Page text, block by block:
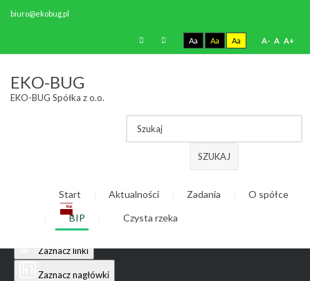
Odwróć kolory
Niskie nasycenie
Wysokie nasycenie
Zaznacz linki
Zaznacz nagłówki
biuro@ekobug.pl
Aa Aa Aa A- A A+
EKO-BUG
EKO-BUG Spółka z o.o.
SZUKAJ
Start Aktualności Zadania O spółce
BIP Czysta rzeka